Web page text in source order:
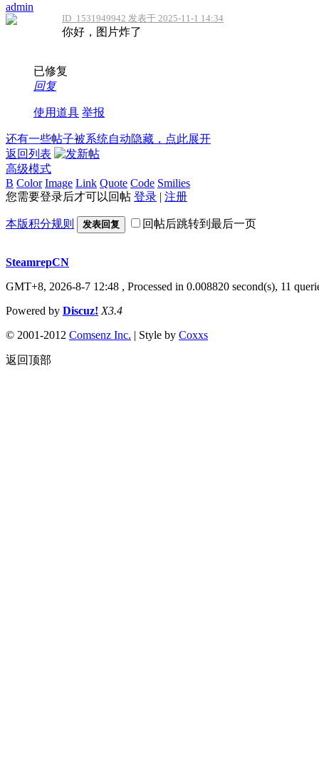
admin
ID_1531949942 发表于 2025-11-1 14:34
你好，图片炸了
已修复
回复
使用道具 举报
还有一些帖子被系统自动隐藏，点此展开
返回列表
高级模式
B Color Image Link Quote Code Smilies
您需要登录后才可以回帖 登录 | 注册
本版积分规则 发表回复 回帖后跳转到最后一页
SteamrepCN
GMT+8, 2026-8-7 12:48 , Processed in 0.008820 second(s), 11
Powered by Discuz! X3.4
© 2001-2012 Comsenz Inc. | Style by Coxxs
返回顶部